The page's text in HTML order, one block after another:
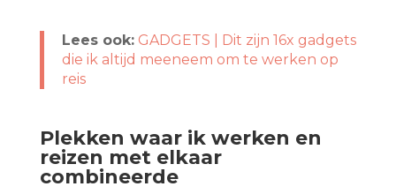
Lees ook: GADGETS | Dit zijn 16x gadgets
die ik altijd meeneem om te werken op
reis
Plekken waar ik werken en
reizen met elkaar
combineerde